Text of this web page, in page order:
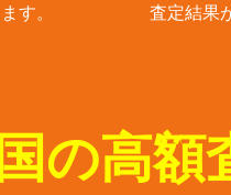
す。
査定結果
の高額